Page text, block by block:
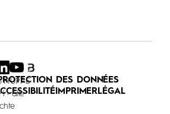
DES DONNÉES
IMPRIMERLÉGAL
HÜPPE
- alle